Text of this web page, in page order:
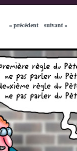
« précédent suivant »